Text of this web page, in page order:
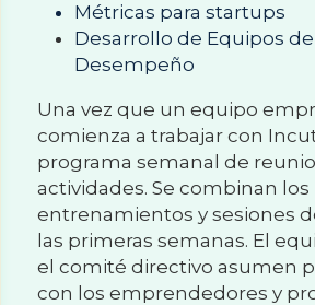
Métricas para startups
Desarrollo de Equipos
Desempeño
Una vez que un equipo
comienza a trabajar con
programa semanal de
actividades. Se combinan los
entrenamientos y sesiones
las primeras semanas. El
el comité directivo asumen
con los emprendedores y